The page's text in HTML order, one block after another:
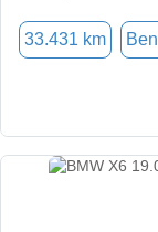
33.431 km